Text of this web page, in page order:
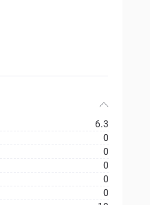
6.3
0
0
0
0
0